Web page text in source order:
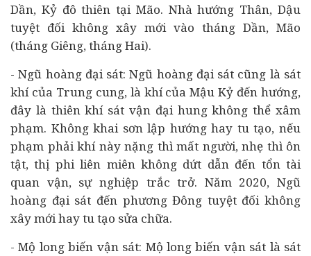
Dần, Kỷ đô thiên tại Mão. Nhà hướng Thân, Dậu
tuyệt đối không xây mới vào tháng Dần, Mão
(tháng Giêng, tháng Hai).
- Ngũ hoàng đại sát: Ngũ hoàng đại sát cũng là sát
khí của Trung cung, là khí của Mậu Kỷ đến hướng,
đây là thiên khí sát vận đại hung không thể xâm
phạm. Không khai sơn lập hướng hay tu tạo, nếu
phạm phải khí này nặng thì mất người, nhẹ thì ôn
tật, thị phi liên miên không dứt dẫn đến tổn tài
quan vận, sự nghiệp trắc trở. Năm 2020, Ngũ
hoàng đại sát đến phương Đông tuyệt đối không
xây mới hay tu tạo sửa chữa.
- Mộ long biến vận sát: Mộ long biến vận sát là sát